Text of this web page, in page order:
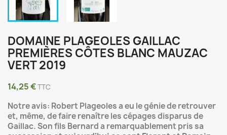
DOMAINE PLAGEOLES GAILLAC
PREMIÈRES CÔTES BLANC MAUZAC
VERT 2019
14,25 €TTC
Notre avis: Robert Plageoles a eu le génie de retrouver
et, même, de faire renaître les cépages disparus de
Gaillac. Son fils Bernard a remarquablement pris sa